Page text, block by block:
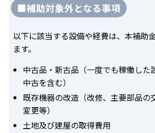
■補助対象外となる事項
以下に該当する設備や経費は、本補助
ます。
中古品・新古品（一度でも稼働した
中古を含む）
既存機器の改造（改修、主要部品の
変更等）
土地及び建屋の取得費用